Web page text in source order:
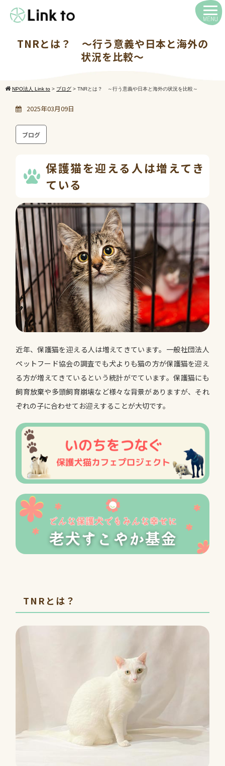
TNRとは？ ～行う意義や日本と海外の
状況を比較～
NPO法人 Link to > ブログ > TNRとは？ ～行う意義や日本と海外の状況を比較～
2025年03月09日
ブログ
保護猫を迎える人は増えてき
ている
近年、保護猫を迎える人は増えてきています。一般社団法人
ペットフード協会の調査でも犬よりも猫の方が保護猫を迎え
る方が増えてきているという統計がでています。保護猫にも
飼育放棄や多頭飼育崩壊など様々な背景がありますが、それ
ぞれの子に合わせてお迎えすることが大切です。
TNRとは？